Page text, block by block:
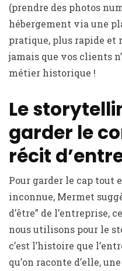
(prendre des photos
hébergement via une
pratique, plus rapide et
jamais que vos clients
métier historique !
Le
garder le
récit
Pour garder le cap tout
inconnue, Mermet
d’être” de l’entreprise,
nous utilisons pour le
c’est l’histoire que
qu’on raconte d’elle,